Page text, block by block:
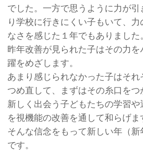
でした。一方で思うように力が引
り学校に行きにくい子もいて、
なさを感じた１年でもありました。
昨年改善が見られた子はその力
躍をめざします。
あまり感じられなかった子はそ
つめ直して、まずはその糸口をつ
新しく出会う子どもたちの学習
を視機能の改善を通して和らげま
そんな信念をもって新しい年（新
です。